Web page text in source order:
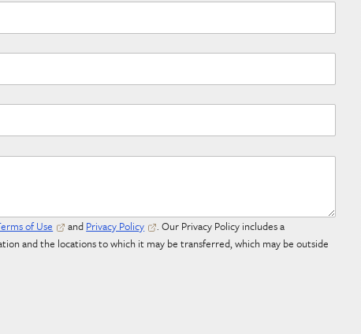
of Use and Privacy Policy
. Our Privacy Policy includes a
and the locations to which it may be transferred, which may be outside